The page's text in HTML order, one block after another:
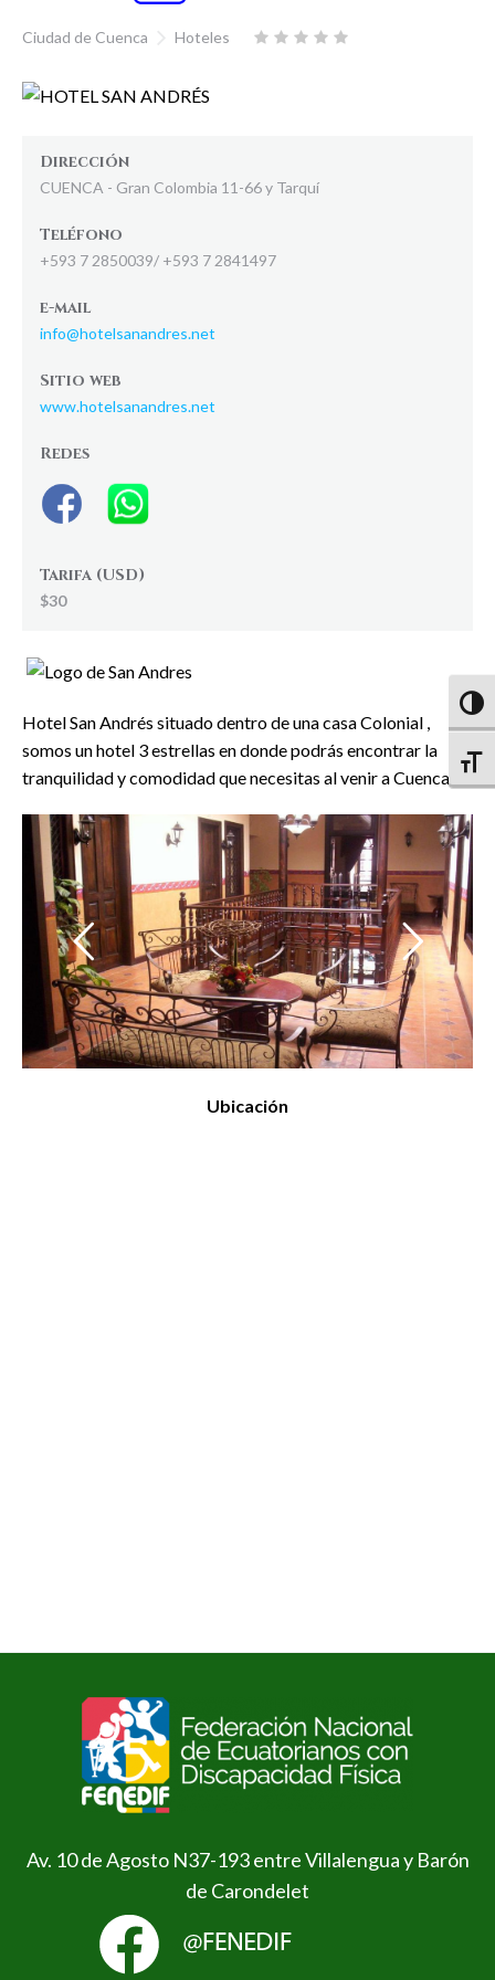
Ciudad de Cuenca Hoteles
Dirección
CUENCA - Gran Colombia 11-66 y Tarquí
Teléfono
+593 7 2850039/ +593 7 2841497
e-mail
info@hotelsanandres.net
Sitio web
www.hotelsanandres.net
Redes
Tarifa (USD)
$30
Hotel San Andrés situado dentro de una casa Colonial ,
somos un hotel 3 estrellas en donde podrás encontrar la
tranquilidad y comodidad que necesitas al venir a Cuenca!
Ubicación
Av. 10 de Agosto N37-193 entre Villalengua y Barón
de Carondelet